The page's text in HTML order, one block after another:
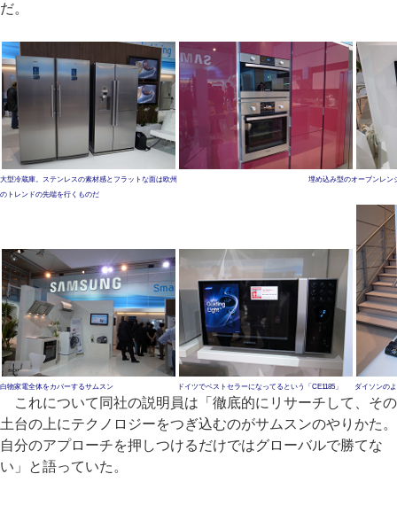
だ。
大型冷蔵庫。ステンレスの素材感とフラットな面は欧州
のトレンドの先端を行くものだ
埋め込み型のオーブンレン
白物家電全体をカバーするサムスン ドイツでベストセラーになってるという「CE1185」 ダイソンの
これについて同社の説明員は「徹底的にリサーチして、その
土台の上にテクノロジーをつぎ込むのがサムスンのやりかた。
自分のアプローチを押しつけるだけではグローバルで勝てな
い」と語っていた。